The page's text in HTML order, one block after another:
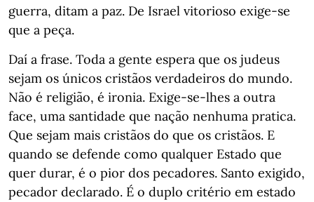
guerra, ditam a paz. De Israel vitorioso exige-se
que a peça.
Daí a frase. Toda a gente espera que os judeus
sejam os únicos cristãos verdadeiros do mundo.
Não é religião, é ironia. Exige-se-lhes a outra
face, uma santidade que nação nenhuma pratica.
Que sejam mais cristãos do que os cristãos. E
quando se defende como qualquer Estado que
quer durar, é o pior dos pecadores. Santo exigido,
pecador declarado. É o duplo critério em estado